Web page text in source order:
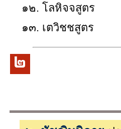
๑๒. โลหิจจสูตร
๑๓. เตวิชชสูตร